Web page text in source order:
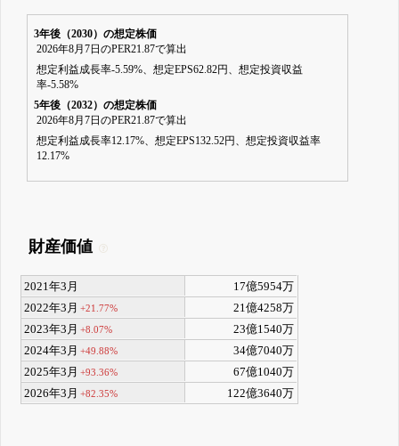
3年後（2030）の想定株価
2026年8月7日のPER21.87で算出
想定利益成長率-5.59%、想定EPS62.82円、想定投資収益
率-5.58%
5年後（2032）の想定株価
2026年8月7日のPER21.87で算出
想定利益成長率12.17%、想定EPS132.52円、想定投資収益率
12.17%
財産価値
2021年3月
17億5954万
2022年3月 +21.77%
21億4258万
2023年3月 +8.07%
23億1540万
2024年3月 +49.88%
34億7040万
2025年3月 +93.36%
67億1040万
2026年3月 +82.35% 122億3640万